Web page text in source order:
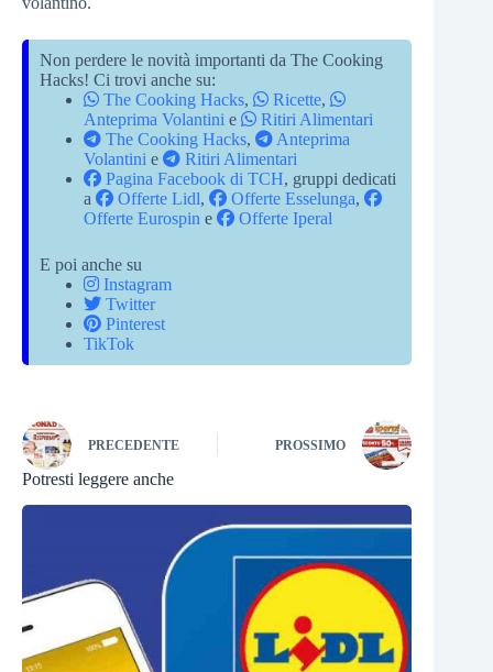
Non perdere le novità importanti da The Cooking
Hacks! Ci trovi anche su:
The Cooking Hacks, Ricette,
Anteprima Volantini e
Ritiri Alimentari
The Cooking Hacks,
Anteprima
Volantini e
Ritiri Alimentari
Pagina Facebook di TCH, gruppi dedicati
a
Offerte Lidl, Offerte Esselunga,
Offerte Eurospin e Offerte Iperal
E poi anche su
Instagram
Twitter
Pinterest
TikTok
PRECEDENTE PROSSIMO
Potresti leggere anche